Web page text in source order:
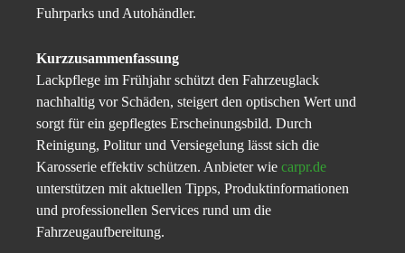
Fuhrparks und Autohändler.
Kurzzusammenfassung
Lackpflege im Frühjahr schützt den Fahrzeuglack
nachhaltig vor Schäden, steigert den optischen Wert und
sorgt für ein gepflegtes Erscheinungsbild. Durch
Reinigung, Politur und Versiegelung lässt sich die
Karosserie effektiv schützen. Anbieter wie carpr.de
unterstützen mit aktuellen Tipps, Produktinformationen
und professionellen Services rund um die
Fahrzeugaufbereitung.